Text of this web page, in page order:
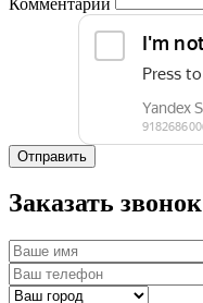
Отправить
Заказать звонок